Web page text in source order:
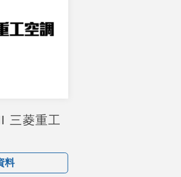
三菱重工
料